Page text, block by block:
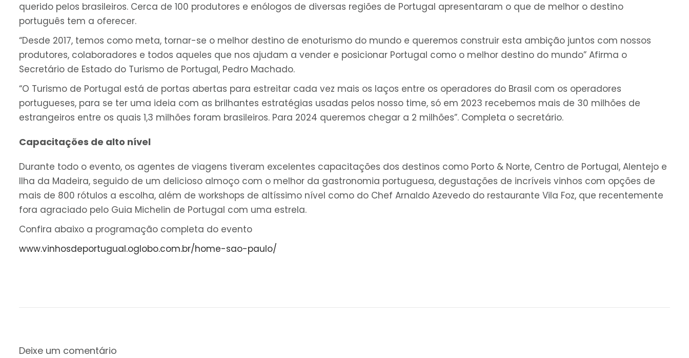
querido pelos brasileiros. Cerca de 100 produtores e enólogos de diversas regiões de Portugal apresentaram o que de melhor o destino
português tem a oferecer.
“Desde 2017, temos como meta, tornar-se o melhor destino de enoturismo do mundo e queremos construir esta ambição juntos com nossos
produtores, colaboradores e todos aqueles que nos ajudam a vender e posicionar Portugal como o melhor destino do mundo” Afirma o
Secretário de Estado do Turismo de Portugal, Pedro Machado.
“O Turismo de Portugal está de portas abertas para estreitar cada vez mais os laços entre os operadores do Brasil com os operadores
portugueses, para se ter uma ideia com as brilhantes estratégias usadas pelos nosso time, só em 2023 recebemos mais de 30 milhões de
estrangeiros entre os quais 1,3 milhões foram brasileiros. Para 2024 queremos chegar a 2 milhões”. Completa o secretário.
Capacitações de alto nível
Durante todo o evento, os agentes de viagens tiveram excelentes capacitações dos destinos como Porto & Norte, Centro de Portugal, Alentejo e
Ilha da Madeira, seguido de um delicioso almoço com o melhor da gastronomia portuguesa, degustações de incríveis vinhos com opções de
mais de 800 rótulos a escolha, além de workshops de altíssimo nível como do Chef Arnaldo Azevedo do restaurante Vila Foz, que recentemente
fora agraciado pelo Guia Michelin de Portugal com uma estrela.
Confira abaixo a programação completa do evento
www.vinhosdeportugual.oglobo.com.br/home-sao-paulo/
Deixe um comentário